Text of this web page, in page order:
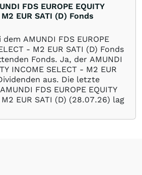
FDS EUROPE EQUITY
EUR SATI (D) Fonds
AMUNDI FDS EUROPE
- M2 EUR SATI (D) Fonds
Fonds. Ja, der AMUNDI
INCOME SELECT - M2 EUR
aus. Die letzte
FDS EUROPE EQUITY
EUR SATI (D) (28.07.26) lag